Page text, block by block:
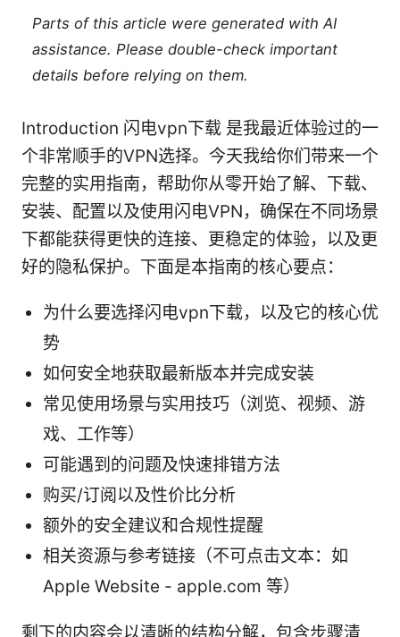
Parts of this article were generated with AI
assistance. Please double-check important
details before relying on them.
Introduction 闪电vpn下载 是我最近体验过的一
个非常顺手的VPN选择。今天我给你们带来一个
完整的实用指南，帮助你从零开始了解、下载、
安装、配置以及使用闪电VPN，确保在不同场景
下都能获得更快的连接、更稳定的体验，以及更
好的隐私保护。下面是本指南的核心要点：
为什么要选择闪电vpn下载，以及它的核心优
势
如何安全地获取最新版本并完成安装
常见使用场景与实用技巧（浏览、视频、游
戏、工作等）
可能遇到的问题及快速排错方法
购买/订阅以及性价比分析
额外的安全建议和合规性提醒
相关资源与参考链接（不可点击文本：如
Apple Website - apple.com 等）